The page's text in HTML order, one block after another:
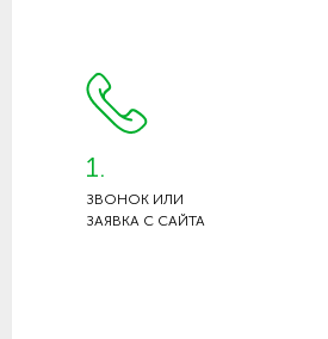
1.
ЗВОНОК ИЛИ
ЗАЯВКА С САЙТА